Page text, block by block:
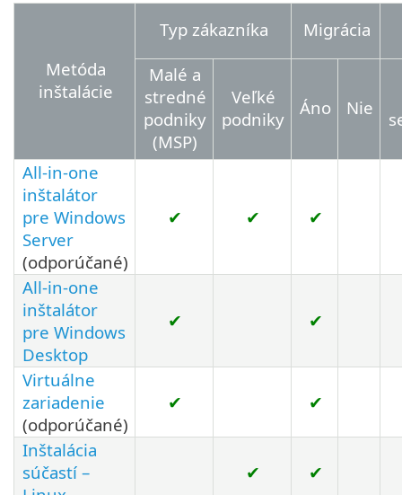
Metóda
inštalácie
Typ zákazníka
Migrácia
Malé a
stredné
podniky
(MSP)
Veľké
podniky
Áno Nie
All-in-one
inštalátor
pre Windows
Server
(odporúčané)
✔ ✔ ✔
All-in-one
inštalátor
pre Windows
Desktop
✔ ✔
Virtuálne
zariadenie
(odporúčané)
✔ ✔
Inštalácia
súčastí –
✔ ✔